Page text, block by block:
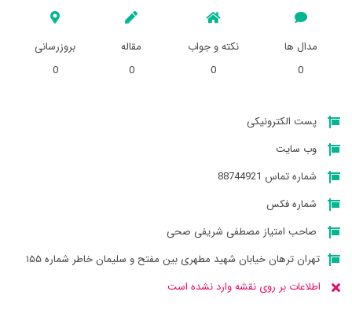
مدال ها
0
نکته و جواب
0
مقاله
0
بروزرسانی
0
پست الکترونیکی
وب سایت
شماره تماس 88744921
شماره فکس
صاحب امتیاز مصطفی شریفی صحی
تهران ترهان خیابان شهید مطهری بین مفتح و سلیمان خاطر شماره ۱۵۵
اطلاعات بر روی نقشه وارد نشده است